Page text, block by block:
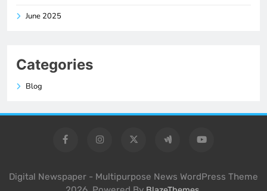
June 2025
Categories
Blog
Digital Newspaper - Multipurpose News WordPress Theme